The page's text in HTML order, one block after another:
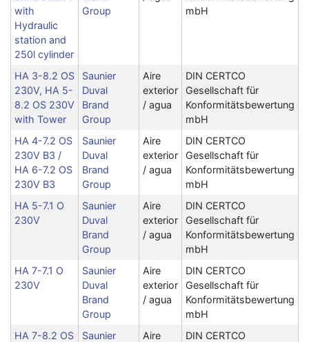
with
Hydraulic
station and
250l cylinder
Group
mbH
HA 3-8.2 OS
230V, HA 5-
8.2 OS 230V
with Tower
Saunier
Duval
Brand
Group
Aire
exterior
/ agua
DIN CERTCO
Gesellschaft für
Konformitätsbewertung
mbH
HA 4-7.2 OS
230V B3 /
HA 6-7.2 OS
230V B3
Saunier
Duval
Brand
Group
Aire
exterior
/ agua
DIN CERTCO
Gesellschaft für
Konformitätsbewertung
mbH
HA 5-7.1 O
230V
Saunier
Duval
Brand
Group
Aire
exterior
/ agua
DIN CERTCO
Gesellschaft für
Konformitätsbewertung
mbH
HA 7-7.1 O
230V
Saunier
Duval
Brand
Group
Aire
exterior
/ agua
DIN CERTCO
Gesellschaft für
Konformitätsbewertung
mbH
HA 7-8.2 OS
Saunier
Aire
DIN CERTCO